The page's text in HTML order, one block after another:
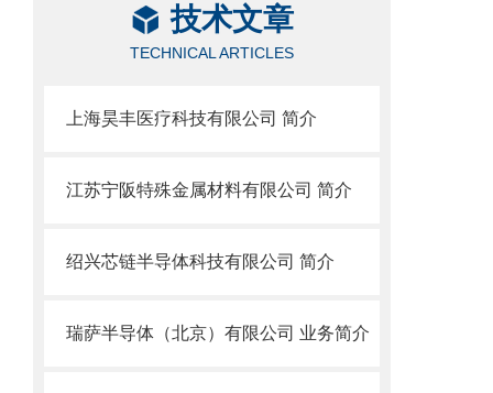
技术文章
TECHNICAL ARTICLES
上海昊丰医疗科技有限公司 简介
江苏宁阪特殊金属材料有限公司 简介
绍兴芯链半导体科技有限公司 简介
瑞萨半导体（北京）有限公司 业务简介